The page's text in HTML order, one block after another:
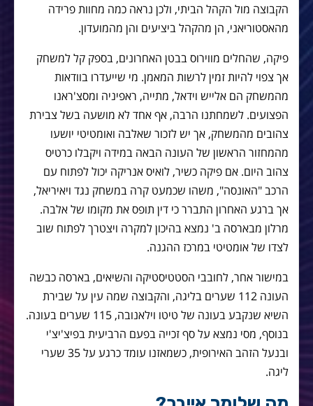
הקבוצה מול הקהל הביתי, ולכן נראה כמה מחוות פרידה
מהאסטוריאני, הן מהקהל ביציעים והן מהמועדון.
פיקה, שהחלים מווירוס בבטן האחרונים, בספק קל למשחק
אך צפוי להיות זמין לרשות המאמן. מי שייעדרו בוודאות
מהמשחק הם אלייש וידאל, מתייה, ראפיניה ומסצ'ראנו
הפצועים. לשמחתנו הרבה, אף אחד לא מושעה בשל צבירת
צהובים מהמשחק, אך יש לזכור שאלבה ואומטיטי יושעו
מהמחזור הראשון של העונה הבאה במידה ויקבלו כרטיס
צהוב היום. אם פיקה כשיר, לואיס אנריקה יכול לפתוח עם
הרכב "האונסה", משהו שכמעט קרה במשחק נגד ויאיריאל,
אך ברגע האחרון התברר כי דין תופס את מקומו של אלבה.
מרלון מבארסה ב' נמצא בהיכון למקרה ויצטרך לפתוח שוב
לצדו של אומטיטי במרכז ההגנה.
במישור אחר, לחובבי הסטטיסטיקה והשיאים, בארסה כבשה
העונה 112 שערים בליגה, והקבוצה שמה עין על שבירת
השיא שנקבע בעונה של טיטו וילאנובה, 115 שערים בעונה.
בנוסף, מסי נמצא על סף זכייה בפעם הרביעית בפיצ'יצ'י
ובנעל הזהב האירופית, כשמאזנו עומד כרגע על 35 שערי
ליגה.